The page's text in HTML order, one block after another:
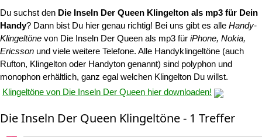
Du suchst den Die Inseln Der Queen Klingelton als mp3 für Dein
Handy? Dann bist Du hier genau richtig! Bei uns gibt es alle Handy-
Klingeltöne von Die Inseln Der Queen als mp3 für iPhone, Nokia,
Ericsson und viele weitere Telefone. Alle Handyklingeltöne (auch
Rufton, Klingelton oder Handyton genannt) sind polyphon und
monophon erhältlich, ganz egal welchen Klingelton Du willst.
Klingeltöne von Die Inseln Der Queen hier downloaden!
Die Inseln Der Queen Klingeltöne - 1 Treffer